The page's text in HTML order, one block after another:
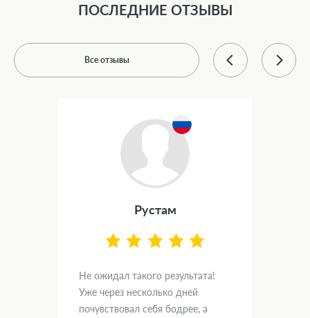
ПОСЛЕДНИЕ ОТЗЫВЫ
Все отзывы
Рустам
Не ожидал такого результата!
Уже через несколько дней
почувствовал себя бодрее, а